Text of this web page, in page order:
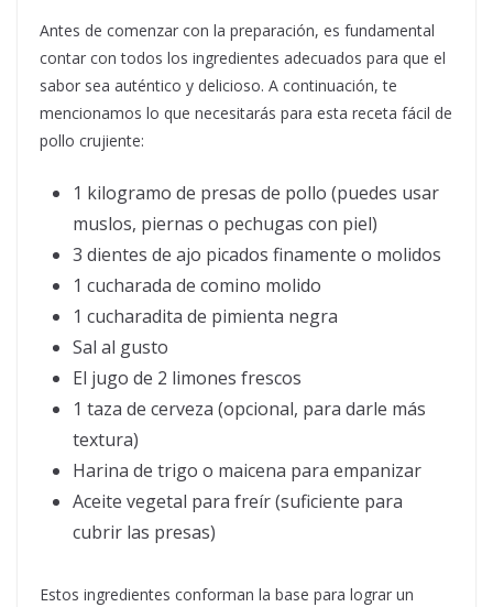
Antes de comenzar con la preparación, es fundamental
contar con todos los ingredientes adecuados para que el
sabor sea auténtico y delicioso. A continuación, te
mencionamos lo que necesitarás para esta receta fácil de
pollo crujiente:
1 kilogramo de presas de pollo (puedes usar
muslos, piernas o pechugas con piel)
3 dientes de ajo picados finamente o molidos
1 cucharada de comino molido
1 cucharadita de pimienta negra
Sal al gusto
El jugo de 2 limones frescos
1 taza de cerveza (opcional, para darle más
textura)
Harina de trigo o maicena para empanizar
Aceite vegetal para freír (suficiente para
cubrir las presas)
Estos ingredientes conforman la base para lograr un